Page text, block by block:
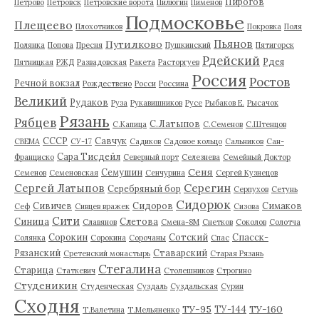
Петрово Петровск Петровские ворота Пилюгин Пименов
Плещеево Плохотников Подмосковье Покровка Поля
Полянка Попова Пресня Путилково Пушкинский Пьянов Пятигорск
Пятницкая РЖД Развадовская Ракета Расторгуев Рдейский Рдея
Речной вокзал Рождествено Росси Россина Россия Ростов
Великий Рудаков Руза Рукавишников Русе Рыбаков Е. Рысачок
Рябцев Рязань С.Капица С.Латыпов С.Семенов С.Штенцов
СВЕМА СССР СУ-17 Савчук Садиков Садовое кольцо Сальников Сан-
Франциско Сара Тисдейл Северный порт Селезнева Семейный Доктор
Семенов Семеновская Семушин Сенчурина Сеня Сергей Кузнецов
Сергей Латыпов Серебряный бор Серегин Серпухов Сетунь
Сеф Сивичев Сивцев вражек Сидоров Сидорюк Сизова Симаков
Синица Сити Славянов Слетова Смена-8М Снетков Соколов Солотча
Солянка Сорокин Сорокина Сорочаны Сотский Спас Спасск-
Рязанский Сретенский монастырь Ставарский Старая Рязань
Старица Статкевич Стегалина Столешников Строгино
Студеникин Студенческая Суздаль Суздальская Сурин
Сходня Т.Валетина Т.Мельяненко ТУ-95 ТУ-144 ТУ-160